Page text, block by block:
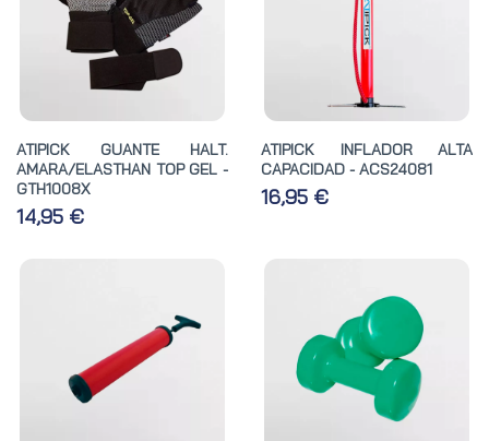
ATIPICK GUANTE HALT.
AMARA/ELASTHAN TOP GEL -
GTH1008X
14,95 €
ATIPICK INFLADOR ALTA
CAPACIDAD - ACS24081
16,95 €